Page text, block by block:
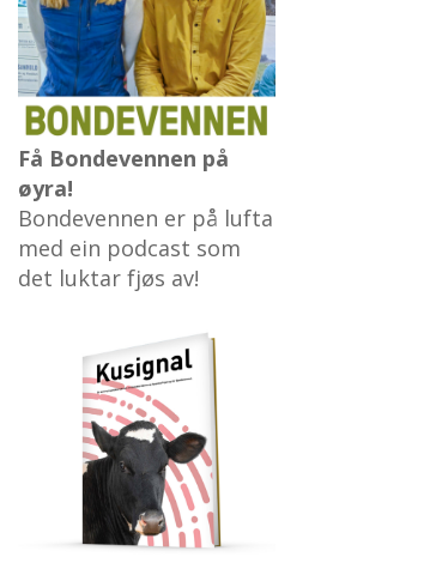
Få Bondevennen på
øyra!
Bondevennen er på lufta
med ein podcast som
det luktar fjøs av!